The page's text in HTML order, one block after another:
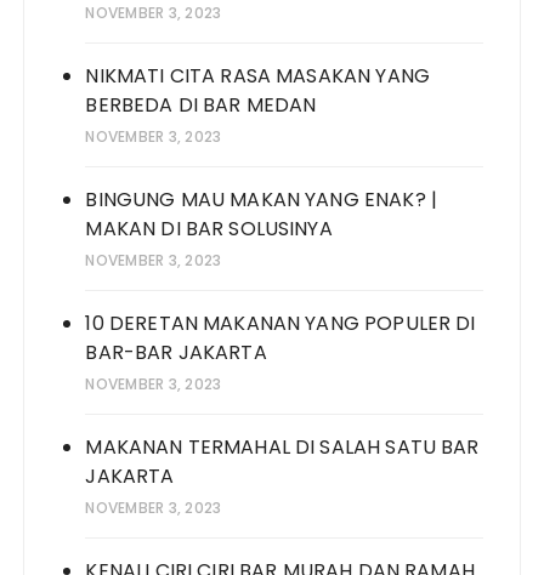
NOVEMBER 3, 2023
NIKMATI CITA RASA MASAKAN YANG
BERBEDA DI BAR MEDAN
NOVEMBER 3, 2023
BINGUNG MAU MAKAN YANG ENAK? |
MAKAN DI BAR SOLUSINYA
NOVEMBER 3, 2023
10 DERETAN MAKANAN YANG POPULER DI
BAR-BAR JAKARTA
NOVEMBER 3, 2023
MAKANAN TERMAHAL DI SALAH SATU BAR
JAKARTA
NOVEMBER 3, 2023